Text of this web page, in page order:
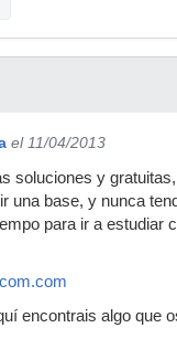
el 11/04/2013
soluciones y
una base, y nunca
para ir a estudiar
encontrais algo que